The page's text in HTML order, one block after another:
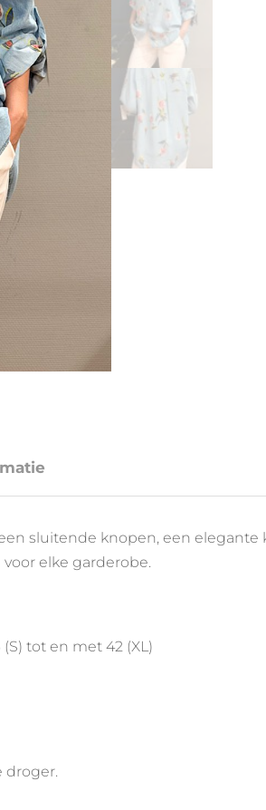
sluitende knopen, een
elke garderobe.
tot en met 42 (XL)
droger.